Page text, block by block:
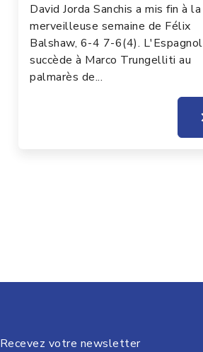
David Jorda Sanchis a mis fin à la
merveilleuse semaine de Félix
Balshaw, 6-4 7-6(4). L'Espagnol
succède à Marco Trungelliti au
palmarès de...
Recevez votre newsletter